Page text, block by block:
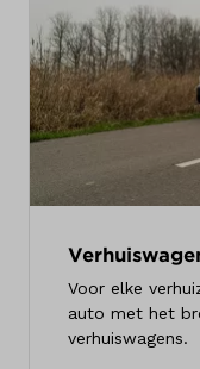
Voor elke
auto met het
verhuiswagens.